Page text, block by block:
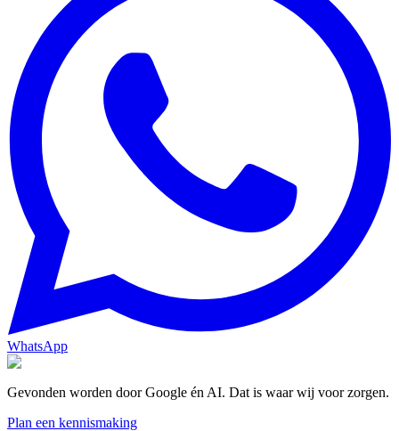
WhatsApp
Gevonden worden door Google én AI. Dat is waar wij voor zorgen.
Plan een kennismaking